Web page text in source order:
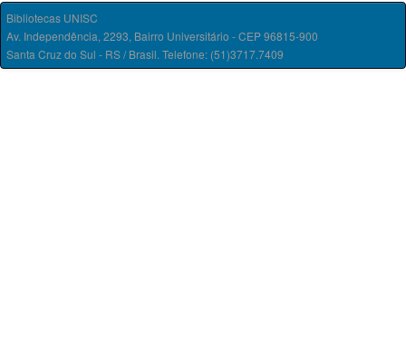
Bibliotecas UNISC
Av. Independência, 2293, Bairro Universitário - CEP 96815-900
Santa Cruz do Sul - RS / Brasil. Telefone: (51)3717.7409